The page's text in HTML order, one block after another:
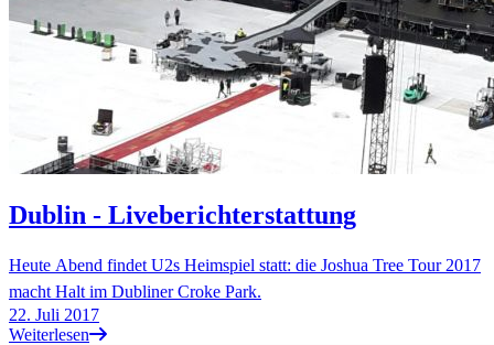
Dublin - Liveberichterstattung
Heute Abend findet U2s Heimspiel statt: die Joshua Tree Tour 2017
macht Halt im Dubliner Croke Park.
22. Juli 2017
Weiterlesen